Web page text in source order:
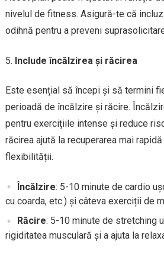
nivelul de fitness. Asigură-te că
odihnă pentru a preveni
Include încălzirea și răcirea
Este esențial să începi și să termini
perioadă de încălzire și răcire.
pentru exercițiile intense și reduce
răcirea ajută la recuperarea mai
flexibilității.
Încălzire: 5-10 minute de cardio
cu coarda, etc.) și câteva exerciții de
Răcire: 5-10 minute de stretching
rigiditatea musculară și a ajuta la